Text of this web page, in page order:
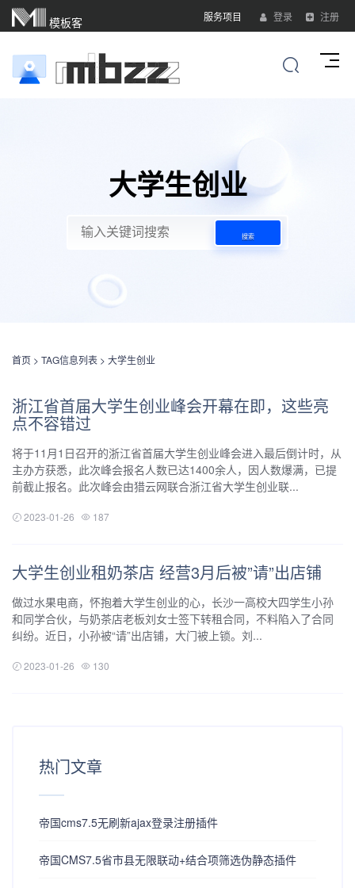
模板客 服务项目 登录 注册
大学生创业
搜索
首页 > TAG信息列表 > 大学生创业
浙江省首届大学生创业峰会开幕在即，这些亮
点不容错过
将于11月1日召开的浙江省首届大学生创业峰会进入最后倒计时，从
主办方获悉，此次峰会报名人数已达1400余人，因人数爆满，已提
前截止报名。此次峰会由猎云网联合浙江省大学生创业联...
2023-01-26 187
大学生创业租奶茶店 经营3月后被”请”出店铺
做过水果电商，怀抱着大学生创业的心，长沙一高校大四学生小孙
和同学合伙，与奶茶店老板刘女士签下转租合同，不料陷入了合同
纠纷。近日，小孙被“请”出店铺，大门被上锁。刘...
2023-01-26 130
热门文章
帝国cms7.5无刷新ajax登录注册插件
帝国CMS7.5省市县无限联动+结合项筛选伪静态插件